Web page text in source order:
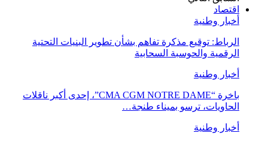
اقتصاد
أخبار وطنية
الرباط: توقيع مذكرة تفاهم بشأن تطوير البنيات التحتية
الرقمية والحوسبة السحابية
أخبار وطنية
باخرة “CMA CGM NOTRE DAME”، إحدى أكبر ناقلات
الحاويات، ترسو بميناء طنجة…
أخبار وطنية